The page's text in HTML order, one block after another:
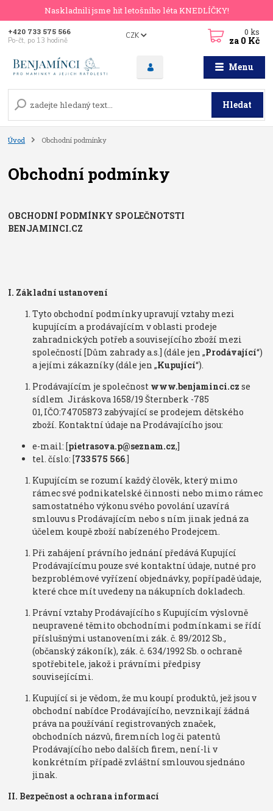
Naskladnili jsme hit letošního léta KNEDLÍČKY!
Menu
CZK
Hledat
+420 733 575 566
Po-čt, po 13 hodině
0ks
za 0 Kč
Úvod Obchodní podmínky
Obchodní podmínky
OBCHODNÍ PODMÍNKY SPOLEČNOTSTI
BENJAMINCI.CZ
I. Základní ustanovení
Tyto obchodní podmínky upravují vztahy mezi
kupujícím a prodávajícím v oblasti prodeje
zahradnických potřeb a souvisejícího zboží mezi
společností [Dům zahrady a.s.] (dále jen „Prodávající“)
a jejími zákazníky (dále jen „Kupující“).
Prodávajícím je společnost www.benjaminci.cz se
sídlem Jiráskova 1658/19 Šternberk -785
01, IČO:74705873 zabývající se prodejem dětského
zboží. Kontaktní údaje na Prodávajícího jsou:
e-mail: [pietrasova.p@seznam.cz,]
tel. číslo: [733 575 566.]
Kupujícím se rozumí každý člověk, který mimo
rámec své podnikatelské činnosti nebo mimo rámec
samostatného výkonu svého povolání uzavírá
smlouvu s Prodávajícím nebo s ním jinak jedná za
účelem koupě zboží nabízeného Prodejcem.
Při zahájení právního jednání předává Kupující
Prodávajícímu pouze své kontaktní údaje, nutné pro
bezproblémové vyřízení objednávky, popřípadě údaje,
které chce mít uvedeny na nákupních dokladech.
Právní vztahy Prodávajícího s Kupujícím výslovně
neupravené těmito obchodními podmínkami se řídí
příslušnými ustanoveními zák. č. 89/2012 Sb.,
(občanský zákoník), zák. č. 634/1992 Sb. o ochraně
spotřebitele, jakož i právními předpisy
souvisejícími.
Kupující si je vědom, že mu koupí produktů, jež jsou v
obchodní nabídce Prodávajícího, nevznikají žádná
práva na používání registrovaných značek,
obchodních názvů, firemních log či patentů
Prodávajícího nebo dalších firem, není-li v
konkrétním případě zvláštní smlouvou sjednáno
jinak.
II. Bezpečnost a ochrana informací